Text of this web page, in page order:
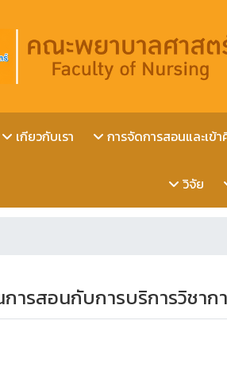
เกียวกับเรา การจัดการสอนและเข้า
วิจัย
ารสอนกับการบริการวิชา